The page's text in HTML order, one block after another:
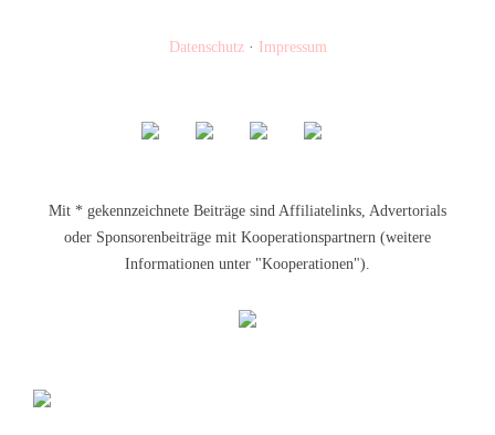
Datenschutz· Impressum
Mit * gekennzeichnete Beiträge sind Affiliatelinks, Advertorials
oder Sponsorenbeiträge mit Kooperationspartnern (weitere
Informationen unter "Kooperationen").